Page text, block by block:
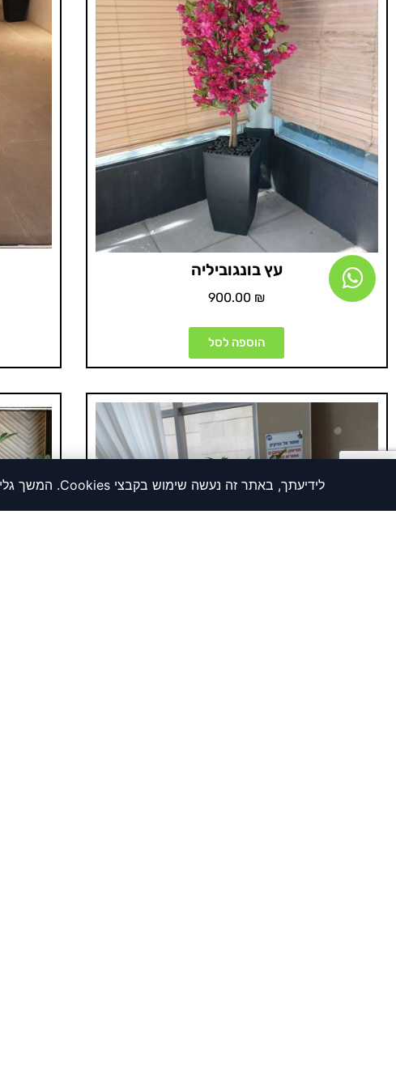
לידיעתך, באתר זה נעשה שימוש בקבצי Cookies. המשך גלישה באתר מהווה הסכמה לשימוש זה. למידע נוסף על
עץ בונגוביליה
900.00 ₪
הוספה לסל